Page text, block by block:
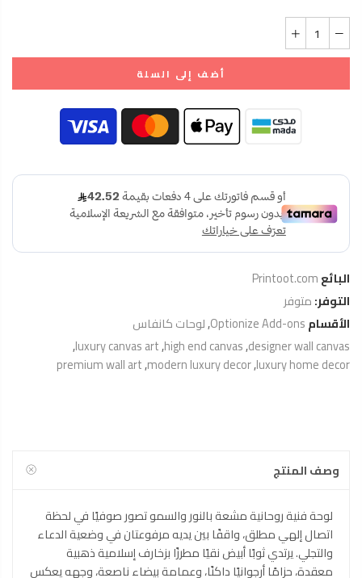
أضف إلى السلة
البائعPrintoot.com
التوفر:متوفر
الأقسامOptionize Add-ons
,لوحات كانفاس
designer wall canvas
,
high end canvas
,
luxury canvas art
,
luxury home decor
,
modern luxury decor
,
premium wall art
وصف المنتج
لوحة فنية روحانية مشعة بالنور والسمو تصور صوفيًا في لحظة
اتصال إلهي مطلق، واقفًا بين يديه مرفوعتان في وضعية الدعاء
والتجلي. يرتدي ثوبًا أبيض نقيًا مطرزًا بزخارف إسلامية ذهبية
معقدة، حزامًا أرجوانيًا داكنًا، وعمامة بيضاء ناصعة، وجهه يعكس